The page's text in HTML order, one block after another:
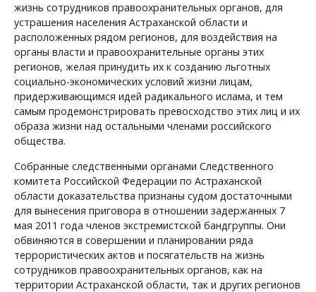
жизнь сотрудников правоохранительных органов, для
устрашения населения Астраханской области и
расположенных рядом регионов, для воздействия на
органы власти и правоохранительные органы этих
регионов, желая принудить их к созданию льготных
социально-экономических условий жизни лицам,
придерживающимся идей радикального ислама, и тем
самым продемонстрировать превосходство этих лиц и их
образа жизни над остальными членами российского
общества.
Собранные следственными органами Следственного
комитета Российской Федерации по Астраханской
области доказательства признаны судом достаточными
для вынесения приговора в отношении задержанных 7
мая 2011 года членов экстремистской бандгруппы. Они
обвиняются в совершении и планировании ряда
террористических актов и посягательств на жизнь
сотрудников правоохранительных органов, как на
территории Астраханской области, так и других регионов